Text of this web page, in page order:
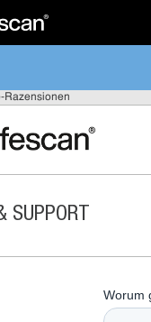
Razensionen
SUPPORT